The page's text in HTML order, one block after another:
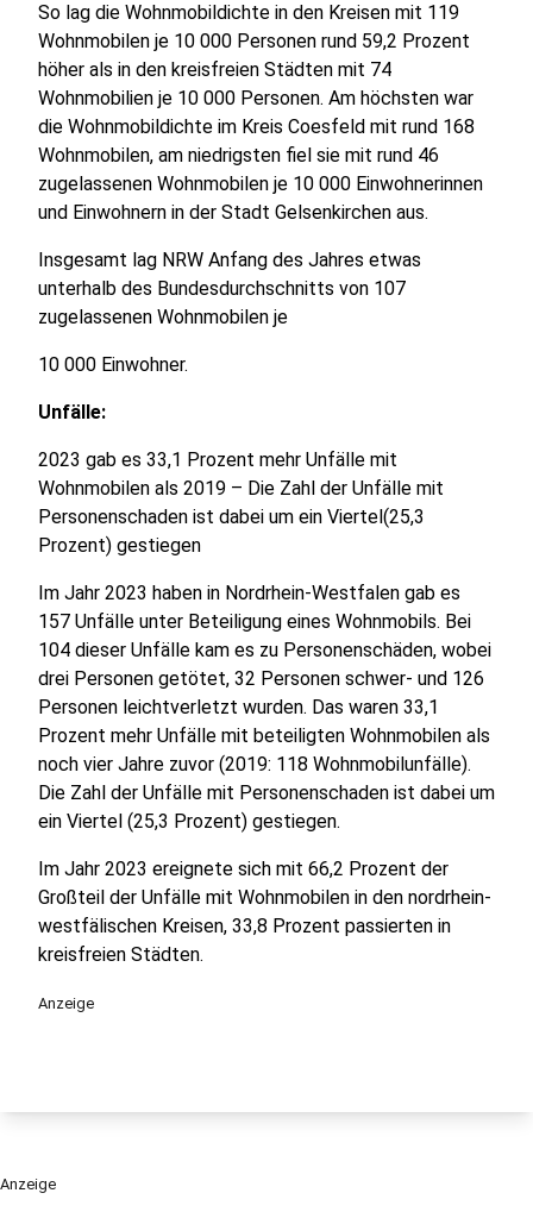
So lag die Wohnmobildichte in den Kreisen mit 119
Wohnmobilen je 10 000 Personen rund 59,2 Prozent
höher als in den kreisfreien Städten mit 74
Wohnmobilien je 10 000 Personen. Am höchsten war
die Wohnmobildichte im Kreis Coesfeld mit rund 168
Wohnmobilen, am niedrigsten fiel sie mit rund 46
zugelassenen Wohnmobilen je 10 000 Einwohnerinnen
und Einwohnern in der Stadt Gelsenkirchen aus.
Insgesamt lag NRW Anfang des Jahres etwas
unterhalb des Bundesdurchschnitts von 107
zugelassenen Wohnmobilen je
10 000 Einwohner.
Unfälle:
2023 gab es 33,1 Prozent mehr Unfälle mit
Wohnmobilen als 2019 – Die Zahl der Unfälle mit
Personenschaden ist dabei um ein Viertel(25,3
Prozent) gestiegen
Im Jahr 2023 haben in Nordrhein-Westfalen gab es
157 Unfälle unter Beteiligung eines Wohnmobils. Bei
104 dieser Unfälle kam es zu Personenschäden, wobei
drei Personen getötet, 32 Personen schwer- und 126
Personen leichtverletzt wurden. Das waren 33,1
Prozent mehr Unfälle mit beteiligten Wohnmobilen als
noch vier Jahre zuvor (2019: 118 Wohnmobilunfälle).
Die Zahl der Unfälle mit Personenschaden ist dabei um
ein Viertel (25,3 Prozent) gestiegen.
Im Jahr 2023 ereignete sich mit 66,2 Prozent der
Großteil der Unfälle mit Wohnmobilen in den nordrhein-
westfälischen Kreisen, 33,8 Prozent passierten in
kreisfreien Städten.
Anzeige
Anzeige